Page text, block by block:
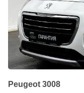
Peugeot 3008